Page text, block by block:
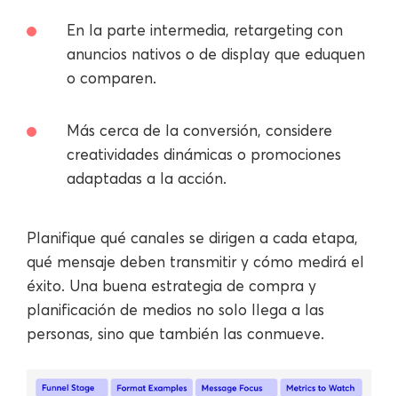
En la parte intermedia, retargeting con
anuncios nativos o de display que eduquen
o comparen.
Más cerca de la conversión, considere
creatividades dinámicas o promociones
adaptadas a la acción.
Planifique qué canales se dirigen a cada etapa,
qué mensaje deben transmitir y cómo medirá el
éxito. Una buena estrategia de compra y
planificación de medios no solo llega a las
personas, sino que también las conmueve.